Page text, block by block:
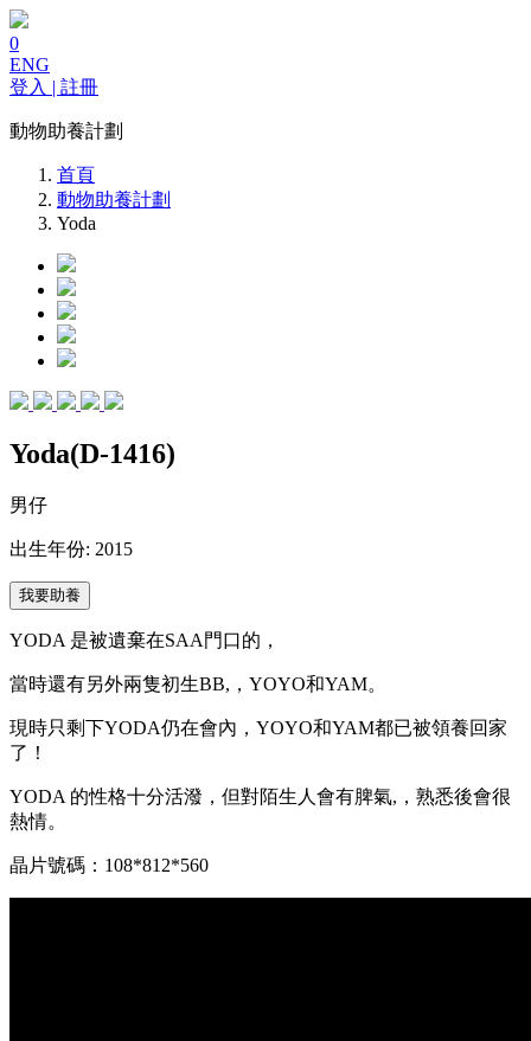
0
ENG
登入 | 註冊
動物助養計劃
首頁
動物助養計劃
Yoda
Yoda(D-1416)
男仔
出生年份: 2015
YODA 是被遺棄在SAA門口的，
當時還有另外兩隻初生BB,，YOYO和YAM。
現時只剩下YODA仍在會內，YOYO和YAM都已被領養回家
了！
YODA 的性格十分活潑，但對陌生人會有脾氣,，熟悉後會很
熱情。
晶片號碼：108*812*560